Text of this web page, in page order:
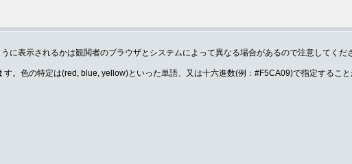
に表示されるかは観閲者のブラウザとシステムによって異なる場合があるので注意してくだ
す。色の特定は(red, blue, yellow)といった単語、又は十六進数(例：#F5CA09)で指定すること